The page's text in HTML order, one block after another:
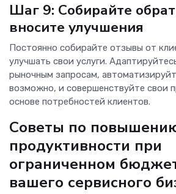
Шаг 9: Собирайте
вносите улучшения
Постоянно собирайте отзывы от
улучшать свои услуги.
рыночным запросам,
возможно, и совершенствуйте свои
основе потребностей клиентов.
Советы по
продуктивности при
ограниченном
вашего сервисного